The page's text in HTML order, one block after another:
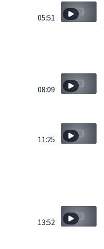
05:51
08:09
11:25
13:52